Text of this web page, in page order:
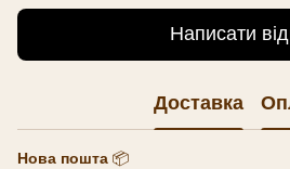
Написати
Доставка
Нова пошта 📦